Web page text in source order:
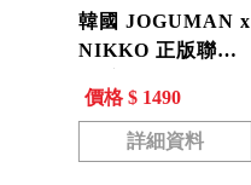
韓國 JOGUMAN x
NIKKO 正版聯名
恐龍 限量款 腕龍
限定款 復古帽
價格 $ 1490
詳細資料